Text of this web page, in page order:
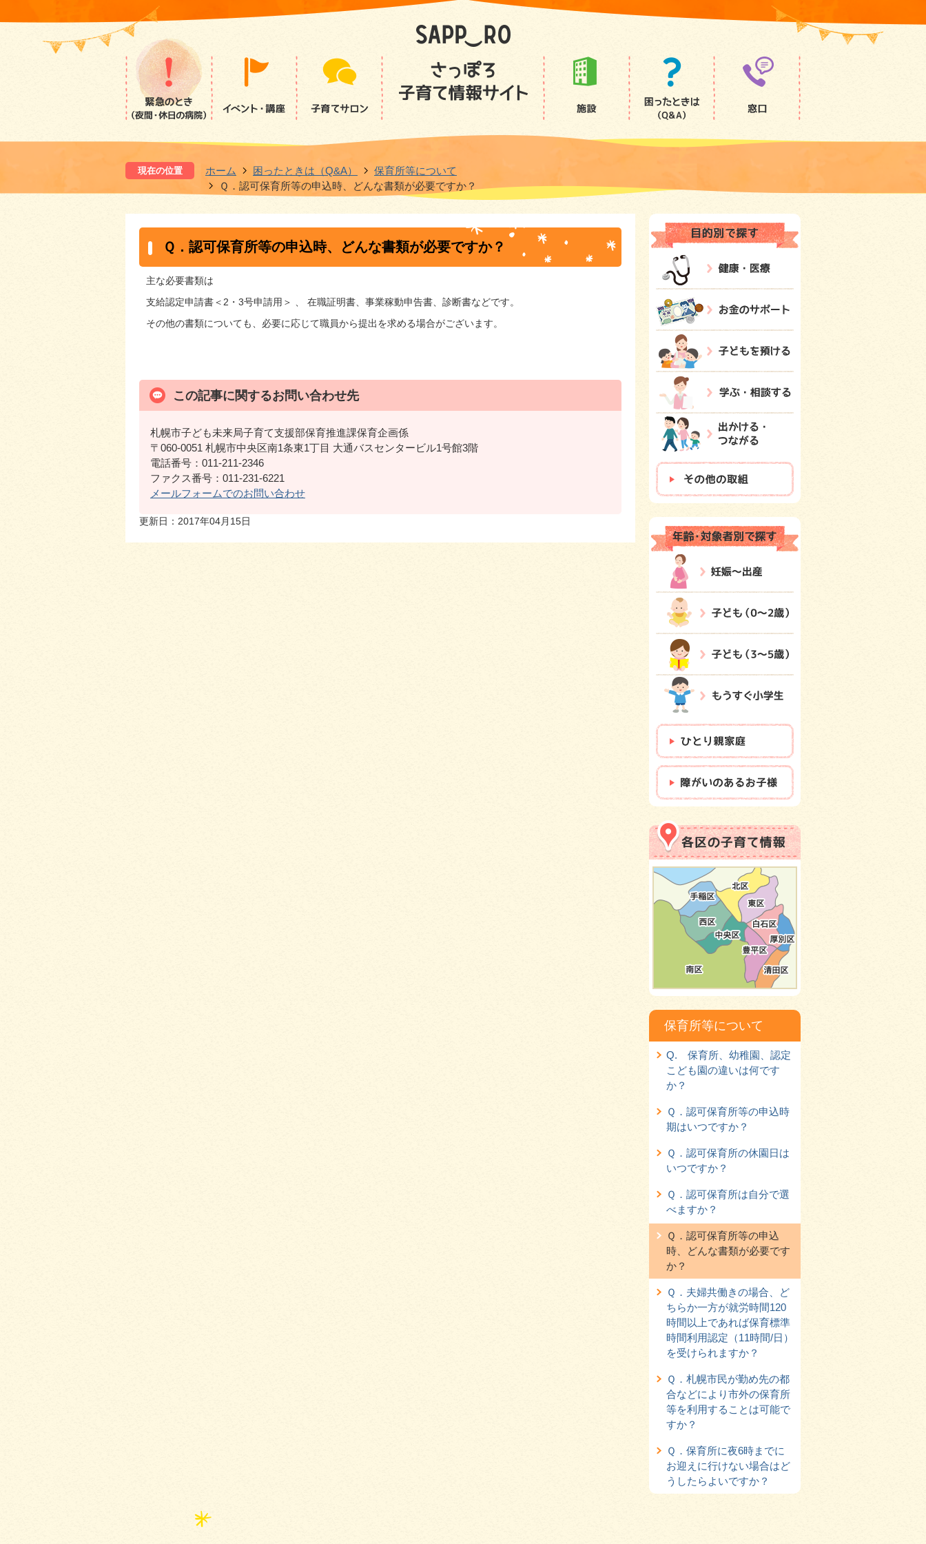
現在の位置 ホーム 困ったときは（Q&A）
保育所等について
Ｑ．認可保育所等の申込時、どんな書類が必要ですか？
Ｑ．認可保育所等の申込時、どんな書類が必要ですか？
主な必要書類は
支給認定申請書＜2・3号申請用＞ 、 在職証明書、事業稼動申告書、診断書などです。
その他の書類についても、必要に応じて職員から提出を求める場合がございます。
この記事に関するお問い合わせ先
札幌市子ども未来局子育て支援部保育推進課保育企画係
〒060-0051 札幌市中央区南1条東1丁目 大通バスセンタービル1号館3階
電話番号：011-211-2346
ファクス番号：011-231-6221
メールフォームでのお問い合わせ
更新日：2017年04月15日
保育所等について
Q. 保育所、幼稚園、認定
こども園の違いは何です
か？
Ｑ．認可保育所等の申込時
期はいつですか？
Ｑ．認可保育所の休園日は
いつですか？
Ｑ．認可保育所は自分で選
べますか？
Ｑ．認可保育所等の申込
時、どんな書類が必要です
か？
Ｑ．夫婦共働きの場合、ど
ちらか一方が就労時間120
時間以上であれば保育標準
時間利用認定（11時間/日）
を受けられますか？
Ｑ．札幌市民が勤め先の都
合などにより市外の保育所
等を利用することは可能で
すか？
Ｑ．保育所に夜6時までに
お迎えに行けない場合はど
うしたらよいですか？